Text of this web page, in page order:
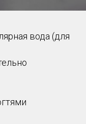
вода (для